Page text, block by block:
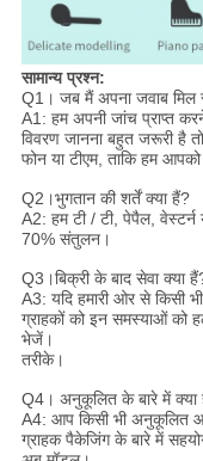
सामान्य प्रश्न:
Q1। जब मैं अपना जवाब मिल
A1: हम अपनी जांच प्राप्त
विवरण जानना बहुत जरूरी है
फोन या टीएम, ताकि हम
Q2।भुगतान की शर्तें क्या हैं?
A2: हम टी / टी, पेपैल,
70% संतुलन।
Q3।बिक्री के बाद सेवा क्या
A3: यदि हमारी ओर से किसी
ग्राहकों को इन समस्याओं को
भेजें।
तरीके।
Q4। अनुकूलित के बारे में क्या
A4: आप किसी भी अनुकूलित
ग्राहक पैकेजिंग के बारे में